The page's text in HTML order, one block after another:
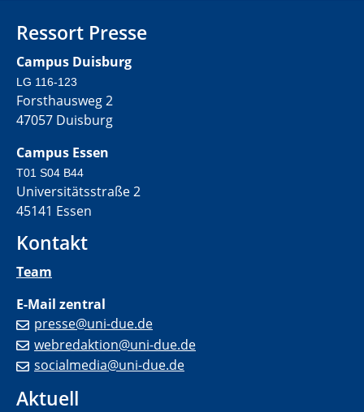
Ressort Presse
Campus Duisburg
LG 116-123
Forsthausweg 2
47057 Duisburg
Campus Essen
T01 S04 B44
Universitätsstraße 2
45141 Essen
Kontakt
Team
E-Mail zentral
presse@uni-due.de
webredaktion@uni-due.de
socialmedia@uni-due.de
Aktuell